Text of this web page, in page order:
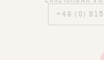
+49 (0)
+49 (0)